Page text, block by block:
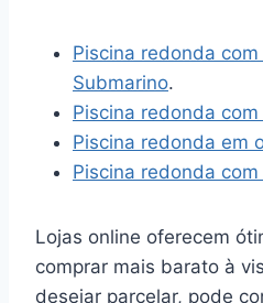
Piscina redonda
Submarino.
Piscina redonda
Piscina redonda em
Piscina redonda
Lojas online oferecem
comprar mais barato à
desejar parcelar, pode